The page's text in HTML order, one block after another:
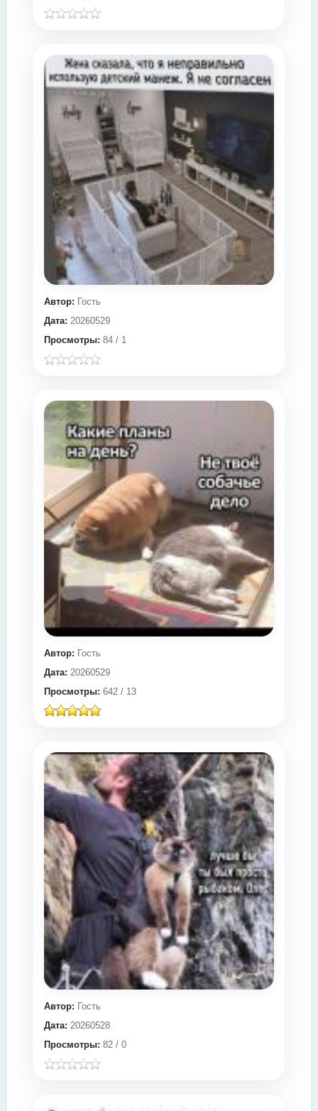
Автор: Гость
Дата: 20260529
Просмотры: 84 / 1
Автор: Гость
Дата: 20260529
Просмотры: 642 / 13
Автор: Гость
Дата: 20260528
Просмотры: 82 / 0